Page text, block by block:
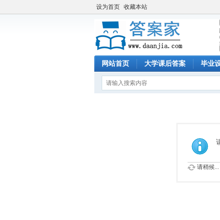
设为首页 收藏本站
网站首页 大学课后答案 毕业
请稍候...